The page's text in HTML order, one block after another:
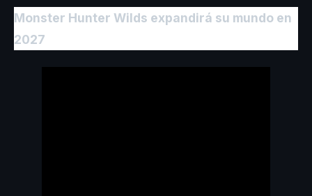
Monster Hunter Wilds expandirá su mundo en
2027